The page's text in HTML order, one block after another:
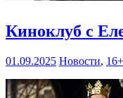
Киноклуб с
01.09.2025 Новости, 16+